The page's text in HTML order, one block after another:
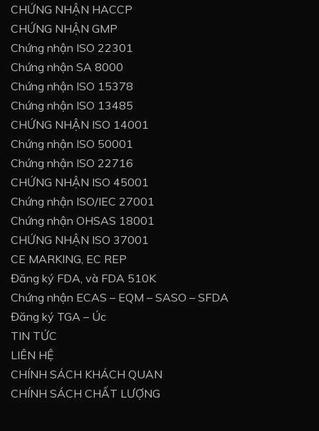
CHỨNG NHẬN HACCP
CHỨNG NHẬN GMP
Chứng nhận ISO 22301
Chứng nhận SA 8000
Chứng nhận ISO 15378
Chứng nhận ISO 13485
CHỨNG NHẬN ISO 14001
Chứng nhận ISO 50001
Chứng nhận ISO 22716
CHỨNG NHẬN ISO 45001
Chứng nhận ISO/IEC 27001
Chứng nhận OHSAS 18001
CHỨNG NHẬN ISO 37001
CE MARKING, EC REP
Đăng ký FDA, và FDA 510K
Chứng nhận ECAS – EQM – SASO – SFDA
Đăng ký TGA – Úc
TIN TỨC
LIÊN HỆ
CHÍNH SÁCH KHÁCH QUAN
CHÍNH SÁCH CHẤT LƯỢNG